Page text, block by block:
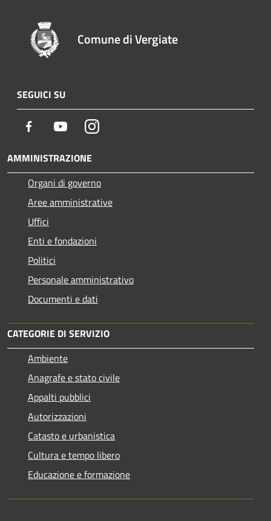
Comune di Vergiate
SEGUICI SU
Facebook YoutubeInstagram
AMMINISTRAZIONE
Organi di governo
Aree amministrative
Uffici
Enti e fondazioni
Politici
Personale amministrativo
Documenti e dati
CATEGORIE DI SERVIZIO
Ambiente
Anagrafe e stato civile
Appalti pubblici
Autorizzazioni
Catasto e urbanistica
Cultura e tempo libero
Educazione e formazione